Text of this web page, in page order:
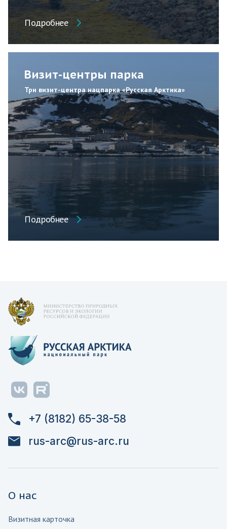
Подробнее
Визит-центры парка
Три визит-центра нацпарка «Русская Арктика»
Подробнее
+7 (8182) 65-38-58
rus-arc@rus-arc.ru
О нас
Визитная карточка